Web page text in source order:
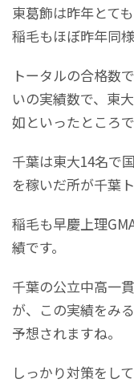
東葛飾は昨年とて
稲毛もほぼ昨年同様
トータルの合格数
いの実績数で、東
如といったところで
千葉は東大14名で
を稼いだ所が千葉
稲毛も早慶上理
績です。
千葉の公立中高一
が、この実績をみ
予想されますね。
しっかり対策をし